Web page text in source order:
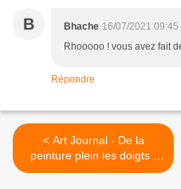
B Bhache 16/07/2021 09:45
Rhooooo ! vous avez fait
Répondre
< Art Journal - De la
peinture plein les doigts -
Défi 11 (1)